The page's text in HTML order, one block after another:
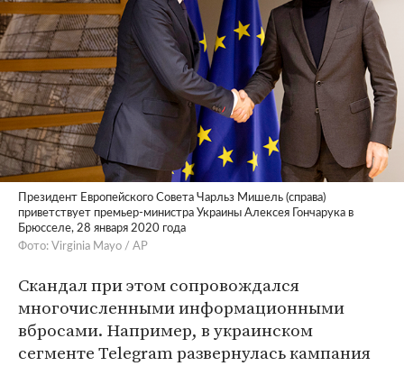
Президент Европейского Совета Чарльз Мишель (справа)
приветствует премьер-министра Украины Алексея Гончарука в
Брюсселе, 28 января 2020 года
Фото: Virginia Mayo / AP
Скандал при этом сопровождался
многочисленными информационными
вбросами. Например, в украинском
сегменте Telegram развернулась кампания